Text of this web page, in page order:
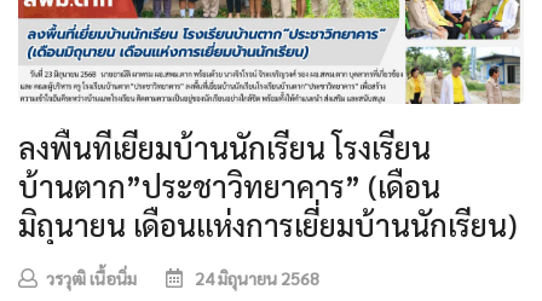
ลงพื้นที่เยี่ยมบ้านนักเรียน โรงเรียน
บ้านตาก”ประชาวิทยาคาร” (เดือน
มิถุนายน เดือนแห่งการเยี่ยมบ้านนักเรียน)
วรวุฒิ เนื้อนิ่ม 24 มิถุนายน 2568